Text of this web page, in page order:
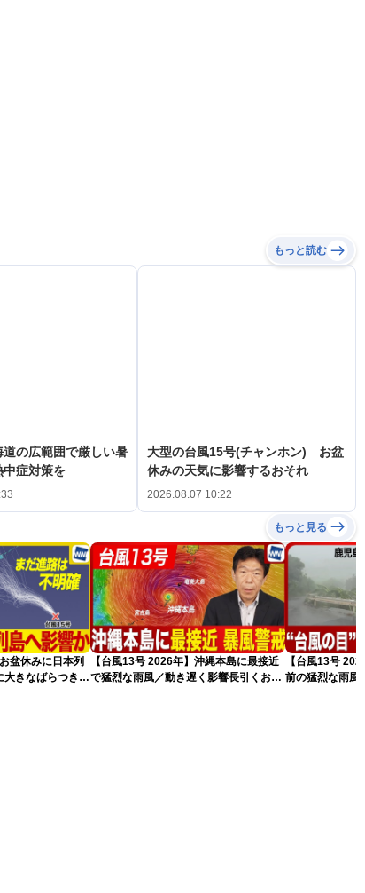
もっと読む
道の広範囲で厳しい暑
症対策を
大型の台風15号(チャンホン) お盆
休みの天気に影響するおそれ
2026.08.07 10:22
もっと見る
盆休みに日本列
大きなばらつき
【台風13号 2026年】沖縄本島に最接近
で猛烈な雨風／動き遅く影響長引くおそ
【台風13号
前の猛烈な雨風